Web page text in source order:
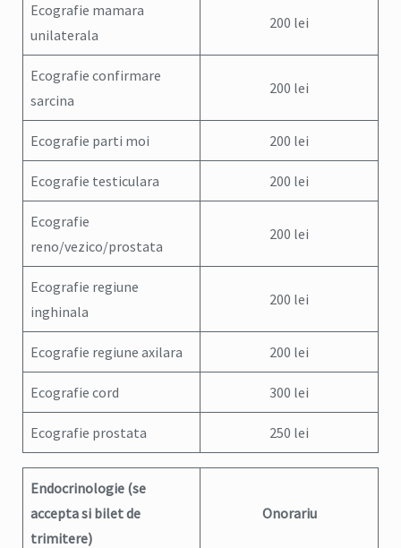
Ecografie mamara
unilaterala
200 lei
Ecografie confirmare
sarcina
200 lei
Ecografie parti moi 200 lei
Ecografie testiculara 200 lei
Ecografie
reno/vezico/prostata
200 lei
Ecografie regiune
inghinala
200 lei
Ecografie regiune axilara 200 lei
Ecografie cord 300 lei
Ecografie prostata 250 lei
Endocrinologie (se
accepta si bilet de
trimitere)
Onorariu